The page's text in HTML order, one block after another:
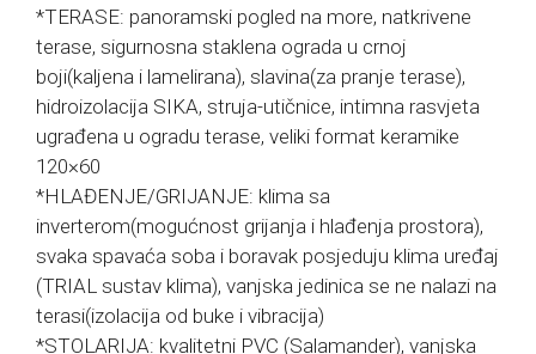
*TERASE: panoramski pogled na more, natkrivene
terase, sigurnosna staklena ograda u crnoj
boji(kaljena i lamelirana), slavina(za pranje terase),
hidroizolacija SIKA, struja-utičnice, intimna rasvjeta
ugrađena u ogradu terase, veliki format keramike
120×60
*HLAĐENJE/GRIJANJE: klima sa
inverterom(mogućnost grijanja i hlađenja prostora),
svaka spavaća soba i boravak posjeduju klima uređaj
(TRIAL sustav klima), vanjska jedinica se ne nalazi na
terasi(izolacija od buke i vibracija)
*STOLARIJA: kvalitetni PVC (Salamander), vanjska